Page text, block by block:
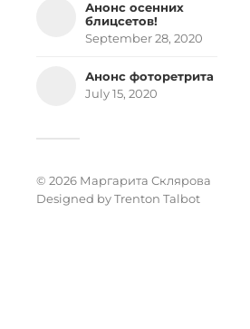
Анонс осенних
блицсетов!
September 28, 2020
Анонс фоторетрита
July 15, 2020
© 2026 Маргарита Склярова
Designed byTrenton Talbot